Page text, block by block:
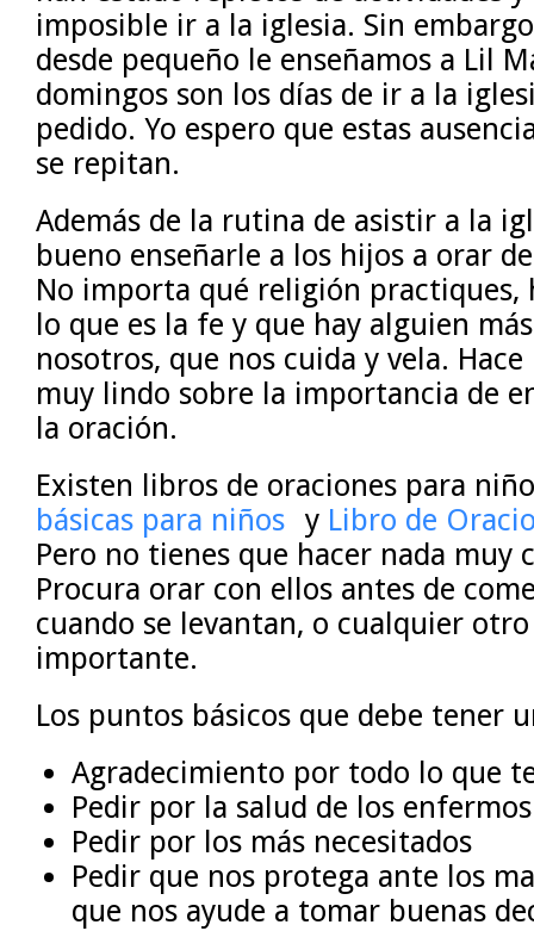
imposible ir a la iglesia. Sin
desde pequeño le enseñamos a Lil
domingos son los días de ir a la
pedido. Yo espero que estas
se repitan.
Además de la rutina de asistir a la
bueno enseñarle a los hijos a orar
No importa qué religión practiques,
lo que es la fe y que hay alguien
nosotros, que nos cuida y vela.
muy lindo sobre la importancia de
la oración.
Existen libros de oraciones para
básicas para niños y Libro de
Pero no tienes que hacer nada muy
Procura orar con ellos antes de
cuando se levantan, o cualquier
importante.
Los puntos básicos que debe tener
Agradecimiento por todo lo que
Pedir por la salud de los enfermos
Pedir por los más necesitados
Pedir que nos protega ante los
que nos ayude a tomar buenas